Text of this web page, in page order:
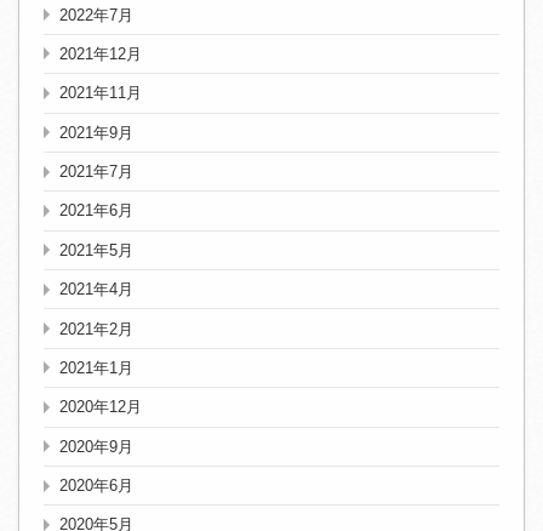
2022年7月
2021年12月
2021年11月
2021年9月
2021年7月
2021年6月
2021年5月
2021年4月
2021年2月
2021年1月
2020年12月
2020年9月
2020年6月
2020年5月